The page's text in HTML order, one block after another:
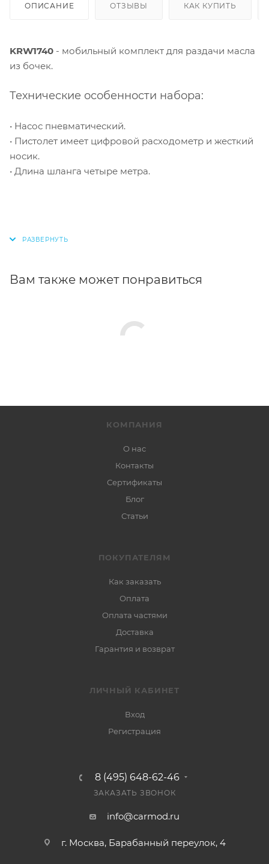
ОПИСАНИЕ ОТЗЫВЫ КАК КУПИТЬ
KRW1740 - мобильный комплект для раздачи масла
из бочек.
Технические особенности набора:
• Насос пневматический.
• Пистолет имеет цифровой расходометр и жесткий
носик.
• Длина шланга четыре метра.
Вам также может понравиться
КОМПАНИЯ
О нас
Контакты
Сертификаты
Блог
Статьи
ПОКУПАТЕЛЯМ
Как заказать
Оплата
Оплата частями
Доставка
Гарантия и возврат
ЛИЧНЫЙ КАБИНЕТ
Вход
Регистрация
8 (495) 648-62-46
ЗАКАЗАТЬ ЗВОНОК
info@carmod.ru
г. Москва, Барабанный переулок, 4